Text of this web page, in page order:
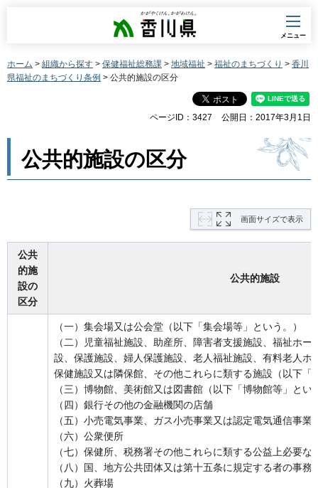
香川県
メニュー
ホーム > 組織から探す > 保健福祉総務課 > 地域福祉 > 福祉のまちづくり > 香川
県福祉のまちづくり条例 > 公共的施設の区分
ページID：3427 公開日：2017年3月1日
公共的施設の区分
画面サイズで表示
公共
的施
設の
区分
公共的施設
（一）集会場又は公会堂（以下「集会場等」という。）
（二）児童福祉施設、助産所、障害者支援施設、福祉ホ
設、保護施設、婦人保護施設、老人福祉施設、有料老人ホ
保健施設又は隣保館、その他これらに類する施設（以下「
（三）博物館、美術館又は図書館（以下「博物館等」とい
（四）銀行その他の金融機関の店舗
（五）小売電気事業、ガス小売事業又は認定電気通信事業
（六）公衆便所
（七）保健所、税務署その他これらに類する公益上必要な
（八）国、地方公共団体又は第十五条に規定する者の事務
（九）火葬場